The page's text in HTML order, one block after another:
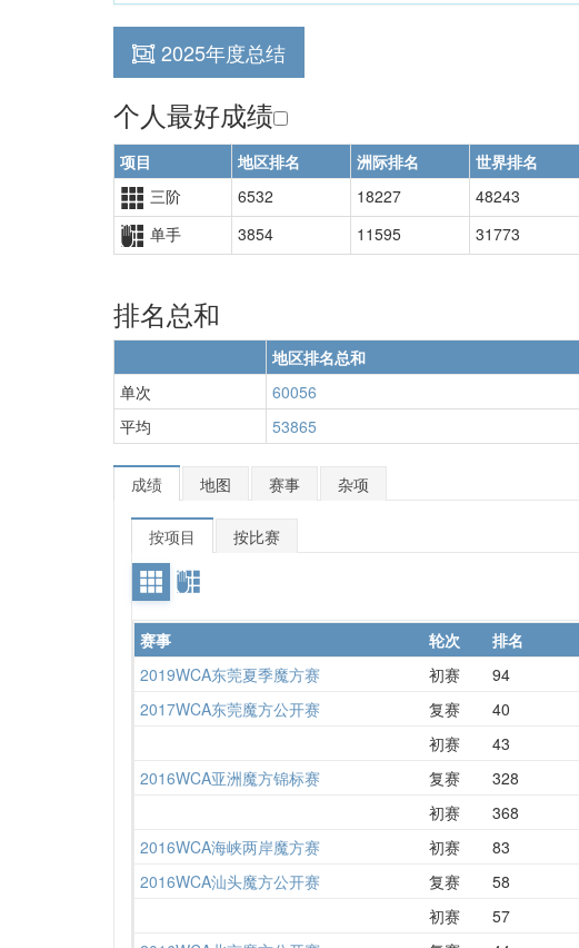
2025年度总结
个人最好成绩
项目 地区排名 洲际排名 世界排名
三阶
6532 18227 48243
单手
3854 11595 31773
排名总和
地区排名总和
单次
60056
平均
53865
成绩 地图 赛事 杂项
按项目 按比赛
赛事 轮次 排名
2019WCA东莞夏季魔方赛
初赛 94
2017WCA东莞魔方公开赛 复赛 40
初赛 43
2016WCA亚洲魔方锦标赛 复赛 328
初赛 368
2016WCA海峡两岸魔方赛 初赛 83
2016WCA汕头魔方公开赛 复赛 58
初赛 57